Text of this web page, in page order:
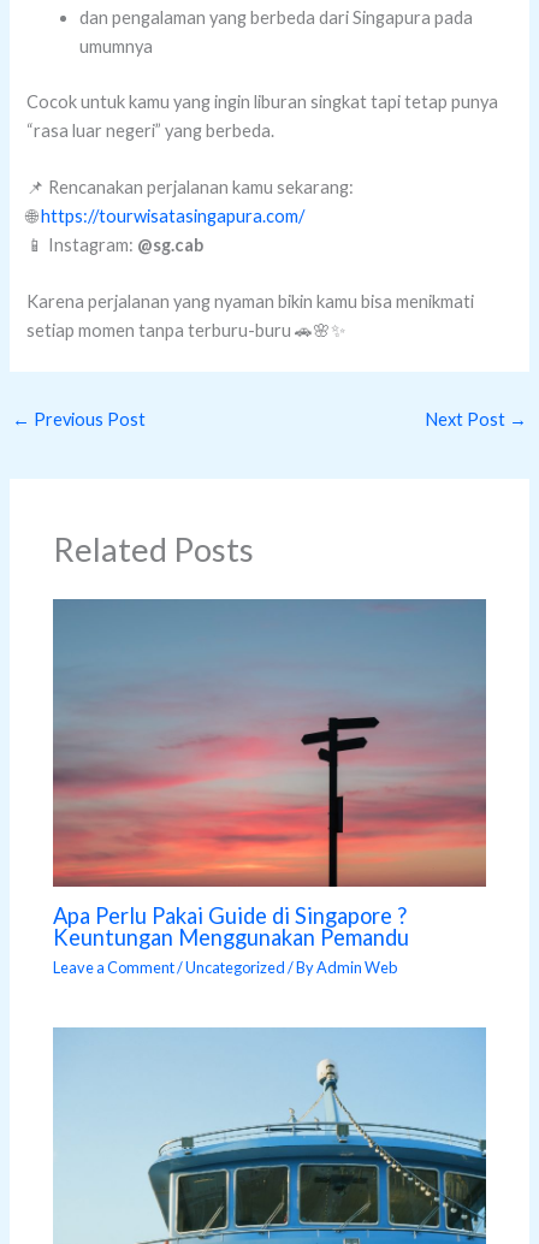
dan pengalaman yang berbeda dari Singapura pada
umumnya
Cocok untuk kamu yang ingin liburan singkat tapi tetap punya
“rasa luar negeri” yang berbeda.
📌 Rencanakan perjalanan kamu sekarang:
🌐https://tourwisatasingapura.com/
📱 Instagram: @sg.cab
Karena perjalanan yang nyaman bikin kamu bisa menikmati
setiap momen tanpa terburu-buru 🚗🌸✨
← Previous Post Next Post →
Related Posts
Apa Perlu Pakai Guide di Singapore ?
Keuntungan Menggunakan Pemandu
Leave a Comment/Uncategorized/ ByAdmin Web